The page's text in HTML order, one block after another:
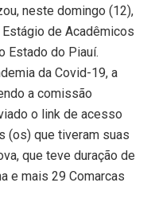
neste domingo (12),
de Acadêmicos
Estado do Piauí.
da Covid-19, a
a comissão
o link de acesso
(os) que tiveram suas
que teve duração de
e mais 29 Comarcas